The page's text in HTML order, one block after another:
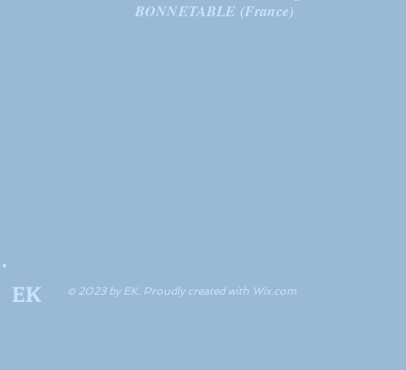
BONNETABLE (France)
EK © 2023 by EK. Proudly created with Wix.com